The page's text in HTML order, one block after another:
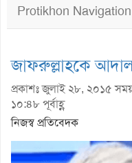
Protikhon Navigation
জাফরুল্লাহকে
প্রকাশঃ জুলাই ২৮, ২০১৫
১০:৪৮ পূর্বাহ্ণ
নিজস্ব প্রতিবেদক